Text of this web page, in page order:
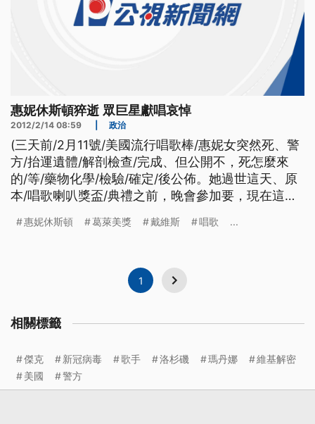
惠妮休斯頓猝逝 眾巨星獻唱哀悼
2012/2/14 08:59 政治
(三天前/2月11號/美國流行唱歌棒/惠妮女突然死、警
方/抬運遺體/解剖檢查/完成、但公開不，死怎麼來
的/等/藥物化學/檢驗/確定/後公佈。她過世這天、原
本/唱歌喇叭獎盃/典禮之前，晚會參加要，現在這典
念。) ========================= 至於在
惠妮休斯頓 葛萊美獎 戴維斯 唱歌 ...
1
相關標籤
傑克 新冠病毒 歌手 洛杉磯 瑪丹娜
維基解密
美國
警方